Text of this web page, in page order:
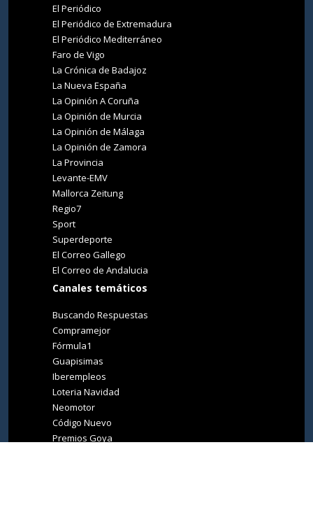
El Periódico
El Periódico de Extremadura
El Periódico Mediterráneo
Faro de Vigo
La Crónica de Badajoz
La Nueva España
La Opinión A Coruña
La Opinión de Murcia
La Opinión de Málaga
La Opinión de Zamora
La Provincia
Levante-EMV
Mallorca Zeitung
Regio7
Sport
Superdeporte
El Correo Gallego
El Correo de Andalucia
Canales temáticos
Buscando Respuestas
Compramejor
Fórmula1
Guapisimas
Iberempleos
Loteria Navidad
Neomotor
Código Nuevo
Premios Goya